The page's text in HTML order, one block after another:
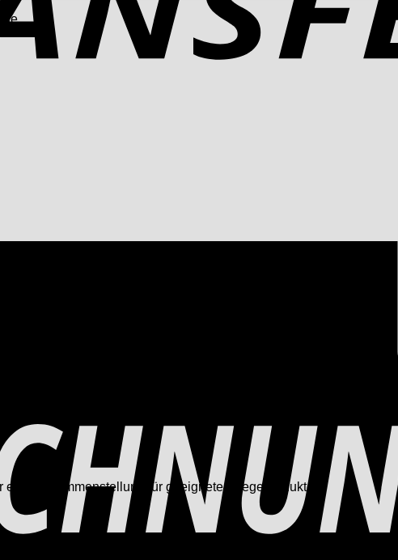
Zusammenstellung für geeignete Pflegeprodukte